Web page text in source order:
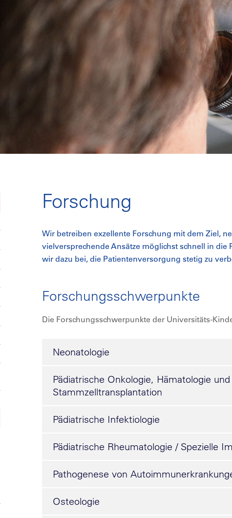
Forschung
Wir betreiben exzellente Forschung mit dem Ziel,
vielversprechende Ansätze möglichst schnell in die
wir dazu bei, die Patientenversorgung stetig zu
Forschungsschwerpunkte
Die Forschungsschwerpunkte der Universitäts-
Neonatologie
Pädiatrische Onkologie, Hämatologie und
Stammzelltransplantation
Pädiatrische Infektiologie
Pädiatrische Rheumatologie / Spezielle
Pathogenese von
Osteologie